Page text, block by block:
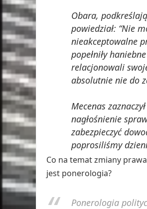
Obara,
powiedział: “Nie
nieakceptowalne
popełniły
relacjonowali
absolutnie nie do
Mecenas
nagłośnienie
zabezpieczyć
poprosiliśmy
Co na temat zmiany
jest ponerologia?
Ponerologia